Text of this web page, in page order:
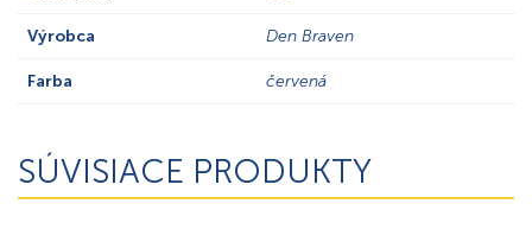
Výrobca Den Braven
Farba červená
SÚVISIACE PRODUKTY